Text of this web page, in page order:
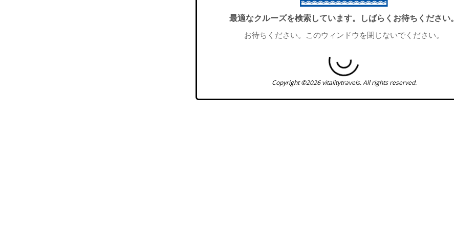
最適なクルーズを検索しています。しばらくお待ちください。
お待ちください。このウィンドウを閉じないでください。
Copyright ©2026 vitalitytravels. All rights reserved.